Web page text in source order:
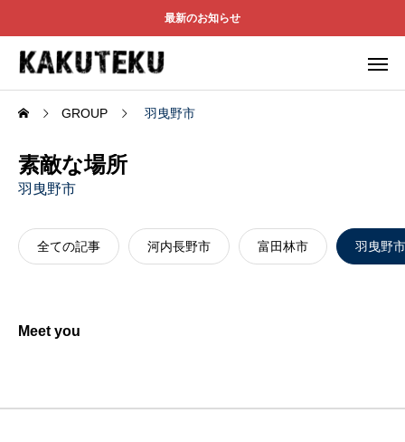
最新のお知らせ
GROUP 羽曳野市
素敵な場所
羽曳野市
全ての記事 河内長野市 富田林市 羽曳野市
Meet you